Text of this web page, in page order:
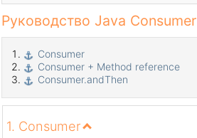
Руководство Java Consumer
Consumer
Consumer + Method reference
Consumer.andThen
1. Consumer